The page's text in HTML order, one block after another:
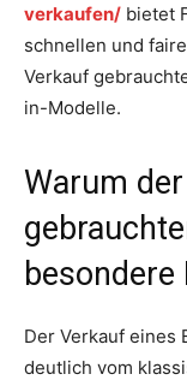
verkaufen/ bietet
schnellen und
Verkauf
in-Modelle.
Warum
Der Verkauf eines
deutlich vom